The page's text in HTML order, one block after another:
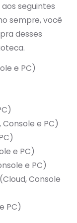
seguintes
sempre, você
desses
e PC)
Console e PC)
e PC)
e PC)
Console
PC)